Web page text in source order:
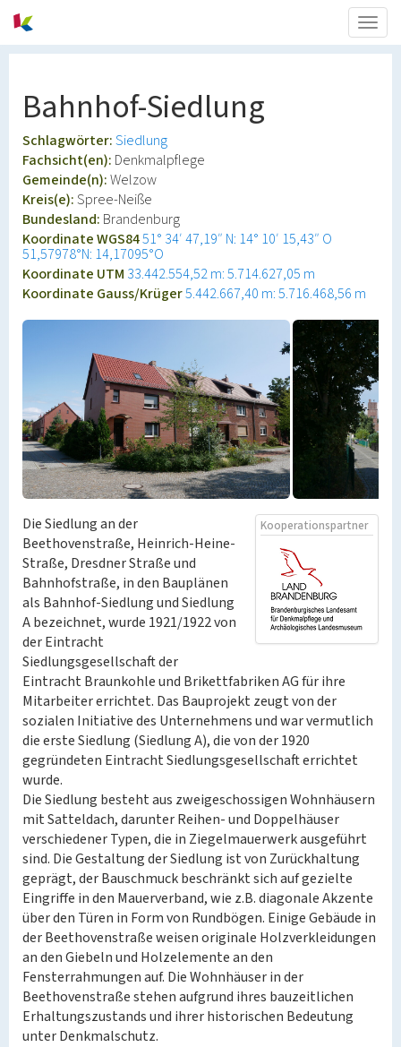
Bahnhof-Siedlung
Schlagwörter:Siedlung
Fachsicht(en): Denkmalpflege
Gemeinde(n):Welzow
Kreis(e):Spree-Neiße
Bundesland: Brandenburg
Koordinate WGS8451° 34′ 47,19″ N: 14° 10′ 15,43″ O
51,57978°N: 14,17095°O
Koordinate UTM 33.442.554,52 m: 5.714.627,05 m
Koordinate Gauss/Krüger5.442.667,40 m: 5.716.468,56 m
Kooperationspartner
Die Siedlung an der
Beethovenstraße, Heinrich-Heine-
Straße, Dresdner Straße und
Bahnhofstraße, in den Bauplänen
als Bahnhof-Siedlung und Siedlung
A bezeichnet, wurde 1921/1922 von
der Eintracht
Siedlungsgesellschaft der
Eintracht Braunkohle und Brikettfabriken AG für ihre
Mitarbeiter errichtet. Das Bauprojekt zeugt von der
sozialen Initiative des Unternehmens und war vermutlich
die erste Siedlung (Siedlung A), die von der 1920
gegründeten Eintracht Siedlungsgesellschaft errichtet
wurde.
Die Siedlung besteht aus zweigeschossigen Wohnhäusern
mit Satteldach, darunter Reihen- und Doppelhäuser
verschiedener Typen, die in Ziegelmauerwerk ausgeführt
sind. Die Gestaltung der Siedlung ist von Zurückhaltung
geprägt, der Bauschmuck beschränkt sich auf gezielte
Eingriffe in den Mauerverband, wie z.B. diagonale Akzente
über den Türen in Form von Rundbögen. Einige Gebäude in
der Beethovenstraße weisen originale Holzverkleidungen
an den Giebeln und Holzelemente an den
Fensterrahmungen auf. Die Wohnhäuser in der
Beethovenstraße stehen aufgrund ihres bauzeitlichen
Erhaltungszustands und ihrer historischen Bedeutung
unter Denkmalschutz.